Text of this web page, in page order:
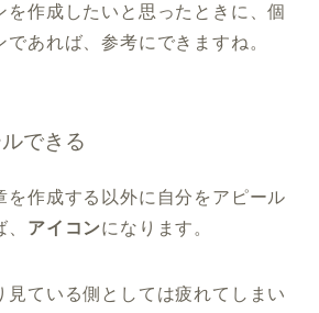
を作成したいと思ったときに、個
あれば、参考にできますね。
できる
を作成する以外に自分をアピール
アイコンになります。
見ている側としては疲れてしまい